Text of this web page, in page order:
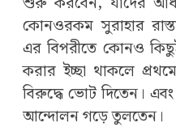
কোনওরকম সুরাহার
এর বিপরীতে কোনও
করার ইচ্ছা থাকলে
বিরুদ্ধে ভোট দিতেন।
আন্দোলন গড়ে